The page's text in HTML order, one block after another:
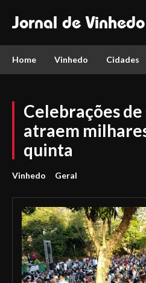
Jornal de Vinhedo
Home Vinhedo Cidades
Celebrações
atraem
quinta
Vinhedo Geral